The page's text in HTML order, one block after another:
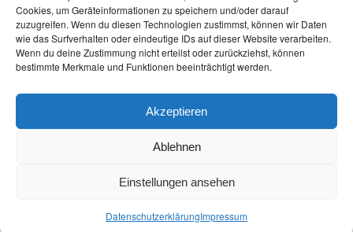
Cookies, um Geräteinformationen zu speichern und/oder darauf
zuzugreifen. Wenn du diesen Technologien zustimmst, können wir Daten
wie das Surfverhalten oder eindeutige IDs auf dieser Website verarbeiten.
Wenn du deine Zustimmung nicht erteilst oder zurückziehst, können
bestimmte Merkmale und Funktionen beeinträchtigt werden.
Akzeptieren
Ablehnen
Einstellungen ansehen
DatenschutzerklärungImpressum
sekretariat@drbolz.at
ORDINATIONSZEITEN
Telefonische Terminvereinbarung: Montag – Freitag von
© 2025 | Augenarzt Dr. Bolz |Impressum